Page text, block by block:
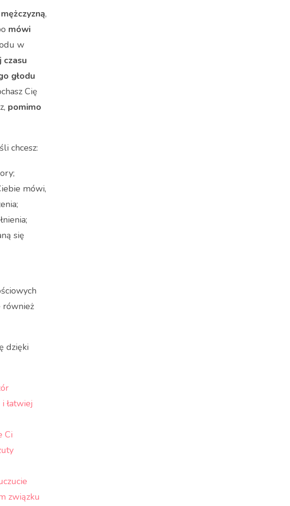
,
mówi
w
czasu
głodu
Cię
pomimo
chcesz:
mówi,
się
również
dzięki
łatwiej
Ci
związku